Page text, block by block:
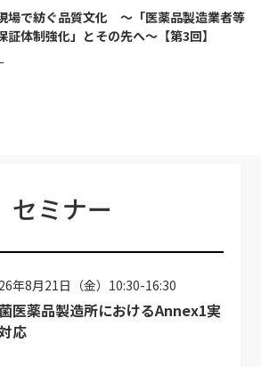
場で紡ぐ品質文化 ～「医薬品製造業者等
証体制強化」とその先へ～【第3回】
セミナー
年8月21日（金）10:30-16:30
医薬品製造所におけるAnnex1実
応